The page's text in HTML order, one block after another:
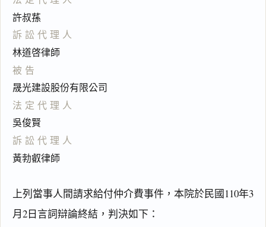
許叔蓀
訴訟代理人
林道啓律師
被告
晟光建設股份有限公司
法定代理人
吳俊賢
訴訟代理人
黃勃叡律師
上列當事人間請求給付仲介費事件，本院於民國110年3
月2日言詞辯論終結，判決如下：